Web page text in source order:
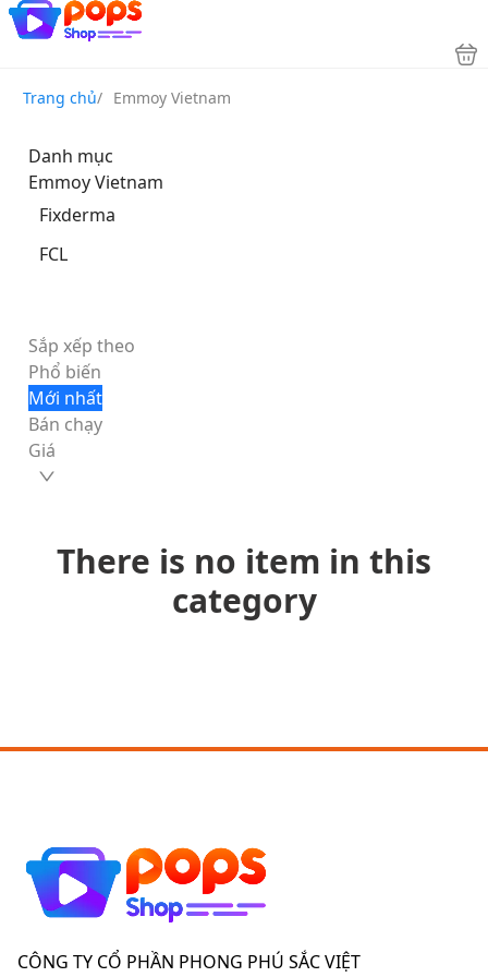
Trang chủ/ Emmoy Vietnam
Danh mục
Emmoy Vietnam
Fixderma
FCL
Sắp xếp theo
Phổ biến
Mới nhất
Bán chạy
Giá
There is no item in this
category
CÔNG TY CỔ PHẦN PHONG PHÚ SẮC VIỆT